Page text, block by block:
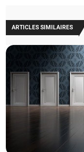
ARTICLES SIMILAIRES